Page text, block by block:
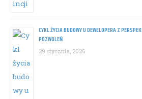
CYKL ŻYCIA BUDOWY U DEWELOPERA Z
POZWOLEŃ
29 stycznia, 2026